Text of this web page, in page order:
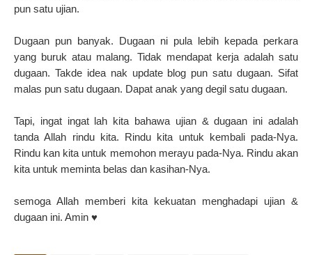
pun satu ujian.
Dugaan pun banyak. Dugaan ni pula lebih kepada perkara
yang buruk atau malang. Tidak mendapat kerja adalah satu
dugaan. Takde idea nak update blog pun satu dugaan. Sifat
malas pun satu dugaan. Dapat anak yang degil satu dugaan.
Tapi, ingat ingat lah kita bahawa ujian & dugaan ini adalah
tanda Allah rindu kita. Rindu kita untuk kembali pada-Nya.
Rindu kan kita untuk memohon merayu pada-Nya. Rindu akan
kita untuk meminta belas dan kasihan-Nya.
semoga Allah memberi kita kekuatan menghadapi ujian &
dugaan ini. Amin ♥